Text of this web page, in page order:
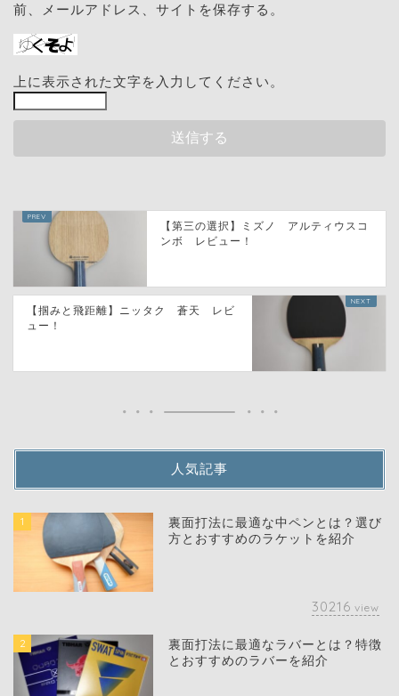
前、メールアドレス、サイトを保存する。
上に表示された文字を入力してください。
【第三の選択】ミズノ アルティウスコ
ンボ レビュー！
【掴みと飛距離】ニッタク 蒼天 レビ
ュー！
人気記事
1
裏面打法に最適な中ペンとは？選び
方とおすすめのラケットを紹介
30216 view
2
裏面打法に最適なラバーとは？特徴
とおすすめのラバーを紹介